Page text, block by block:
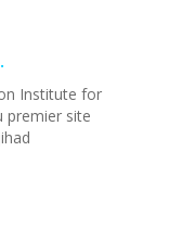
Institute for
premier site